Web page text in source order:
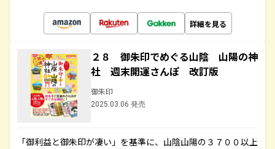
詳細を見る
２８ 御朱印でめぐる山陰 山陽の神
社 週末開運さんぽ 改訂版
御朱印
2025.03.06 発売
「御利益と御朱印が凄い」を基準に、山陰山陽の３７００以上